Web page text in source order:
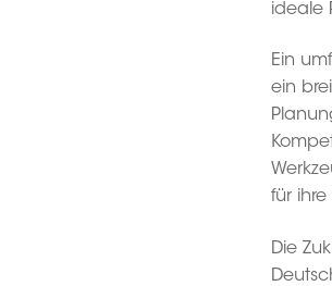
ideale
Ein
ein
für ihre
Die